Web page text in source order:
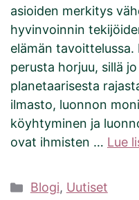
asioiden merkitys
hyvinvoinnin
elämän tavoittelussa.
perusta horjuu, sillä
planetaarisesta
ilmasto, luonnon
köyhtyminen ja
ovat ihmisten … Lue
Kategoriat
Blogi, Uutiset